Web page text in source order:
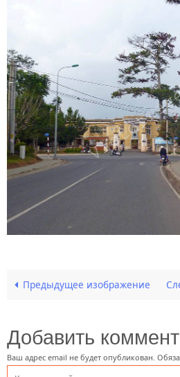
Предыдущее изображение
Добавить
Ваш адрес email не будет опубликован.